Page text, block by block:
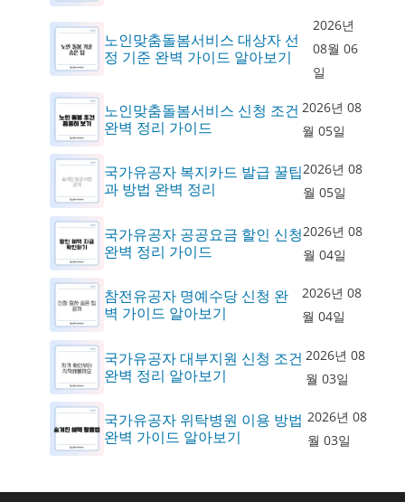
노인맞춤돌봄서비스 대상자 선
정 기준 완벽 가이드 알아보기
2026년
08월 06
일
노인맞춤돌봄서비스 신청 조건
완벽 정리 가이드
2026년 08
월 05일
국가유공자 복지카드 발급 꿀팁
과 방법 완벽 정리
2026년 08
월 05일
국가유공자 공공요금 할인 신청
완벽 정리 가이드
2026년 08
월 04일
참전유공자 명예수당 신청 완
벽 가이드 알아보기
2026년 08
월 04일
국가유공자 대부지원 신청 조건
완벽 정리 알아보기
2026년 08
월 03일
국가유공자 위탁병원 이용 방법
완벽 가이드 알아보기
2026년 08
월 03일